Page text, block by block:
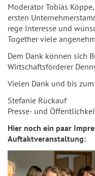
Moderator Tobias
ersten
rege Interesse und
Together viele
Dem Dank können sich
Wirtschaftsförderer
Vielen Dank und bis
Stefanie Rückauf
Presse- und
Hier noch ein paar
Auftaktveranstaltung: